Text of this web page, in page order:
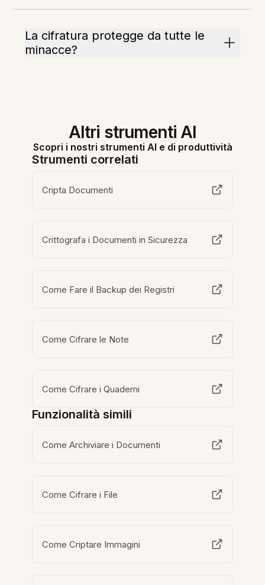
La cifratura protegge da tutte le
minacce?
Altri strumenti AI
Scopri i nostri strumenti AI e di produttività
Strumenti correlati
Cripta Documenti
Crittografa i Documenti in Sicurezza
Come Fare il Backup dei Registri
Come Cifrare le Note
Come Cifrare i Quaderni
Funzionalità simili
Come Archiviare i Documenti
Come Cifrare i File
Come Criptare Immagini